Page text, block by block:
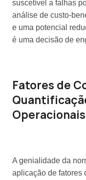
suscetível a falhas
análise de custo-
e uma potencial
é uma decisão de
Fatores de
A genialidade da
aplicação de fatores